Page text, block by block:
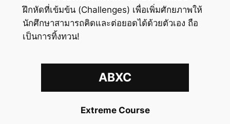
ฝึกหัดที่เข้มข้น (Challenges) เพื่อเพิ่มศักยภาพให้
นักศึกษาสามารถคิดและต่อยอดได้ด้วยตัวเอง ถือ
เป็นการทิ้งทวน!
ABXC
Extreme Course